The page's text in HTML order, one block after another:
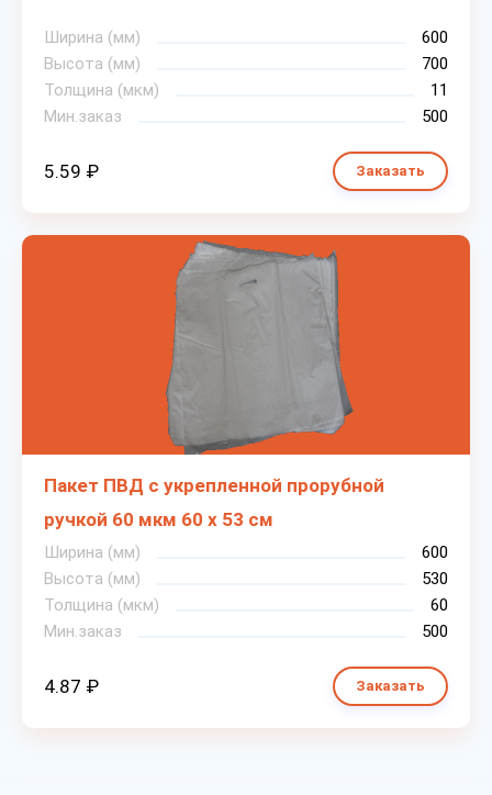
Ширина (мм)
600
Высота (мм)
700
Толщина (мкм)
11
Мин.заказ
500
5.59 ₽ Заказать
Пакет ПВД с укрепленной прорубной
ручкой 60 мкм 60 х 53 см
Ширина (мм)
600
Высота (мм)
530
Толщина (мкм)
60
Мин.заказ
500
4.87 ₽ Заказать